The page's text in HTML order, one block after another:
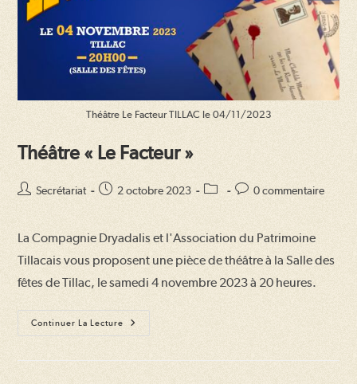
Théâtre Le Facteur TILLAC le 04/11/2023
Théâtre « Le Facteur »
Auteur/autrice
publication :
Secrétariat
Publication
2 octobre 2023
Post
Commentaires
publication :
0 commentaire
La Compagnie Dryadalis et l'Association du Patrimoine
Tillacais vous proposent une pièce de théâtre à la Salle des
fêtes de Tillac, le samedi 4 novembre 2023 à 20 heures.
Continuer La Lecture
Théâtre
« Le